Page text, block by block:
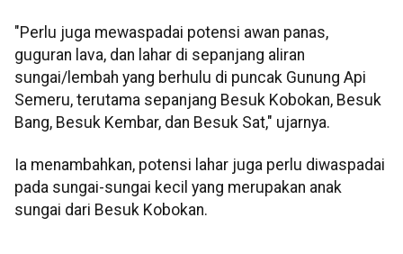
"Perlu juga mewaspadai potensi awan panas,
guguran lava, dan lahar di sepanjang aliran
sungai/lembah yang berhulu di puncak Gunung Api
Semeru, terutama sepanjang Besuk Kobokan, Besuk
Bang, Besuk Kembar, dan Besuk Sat," ujarnya.
Ia menambahkan, potensi lahar juga perlu diwaspadai
pada sungai-sungai kecil yang merupakan anak
sungai dari Besuk Kobokan.